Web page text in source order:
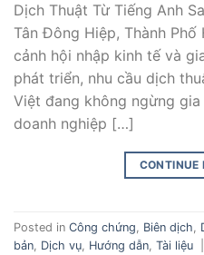
Dịch Thuật Từ Tiếng Anh
Tân Đông Hiệp, Thành
cảnh hội nhập kinh tế và
phát triển, nhu cầu dịch
Việt đang không ngừng
doanh nghiệp […]
CONTINUE
Posted in Công chứng Biên dịch
bản Dịch vụ Hướng dẫn Tài liệu